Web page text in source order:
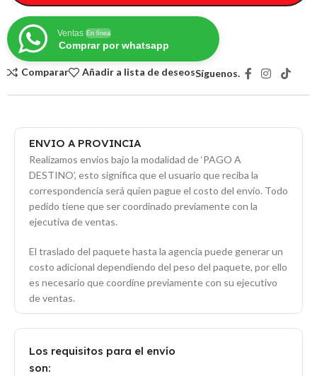
Ventas En línea
Comprar por whatsapp
Comparar Añadir a lista de deseosSíguenos.
ENVIO A PROVINCIA
Realizamos envíos bajo la modalidad de ‘PAGO A
DESTINO’, esto significa que el usuario que reciba la
correspondencia será quien pague el costo del envío. Todo
pedido tiene que ser coordinado previamente con la
ejecutiva de ventas.
El traslado del paquete hasta la agencia puede generar un
costo adicional dependiendo del peso del paquete, por ello
es necesario que coordine previamente con su ejecutivo
de ventas.
Los requisitos para el envío
son: